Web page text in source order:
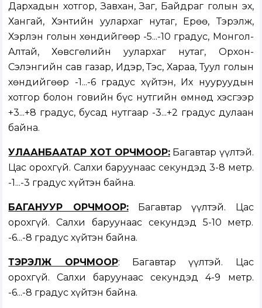
Дархадын хотгор, Завхан, Заг, Байдраг голын эх,
Хангай, Хэнтийн уулархаг нутаг, Ерөө, Тэрэлж,
Хэрлэн голын хөндийгөөр -5...-10 градус, Монгол-
Алтай, Хөвсгөлийн уулархаг нутаг, Орхон-
Сэлэнгийн сав газар, Идэр, Тэс, Хараа, Туул голын
хөндийгөөр -1...-6 градус хүйтэн, Их нууруудын
хотгор болон говийн бүс нутгийн өмнөд хэсгээр
+3...+8 градус, бусад нутгаар -3...+2 градус дулаан
байна.
УЛААНБААТАР ХОТ ОРЧМООР:Багавтар үүлтэй.
Цас орохгүй. Салхи баруунаас секундэд 3-8 метр.
-1...-3 градус хүйтэн байна.
БАГАНУУР ОРЧМООР:Багавтар үүлтэй. Цас
орохгүй. Салхи баруунаас секундэд 5-10 метр.
-6...-8 градус хүйтэн байна.
ТЭРЭЛЖ ОРЧМООР: Багавтар үүлтэй. Цас
орохгүй. Салхи баруунаас секундэд 4-9 метр.
-6...-8 градус хүйтэн байна.